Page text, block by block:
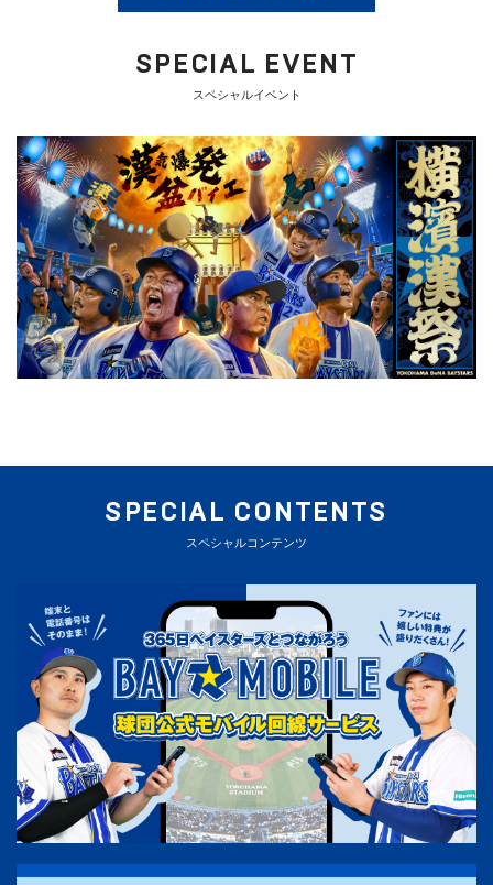
SPECIAL EVENT
スペシャルイベント
SPECIAL CONTENTS
スペシャルコンテンツ